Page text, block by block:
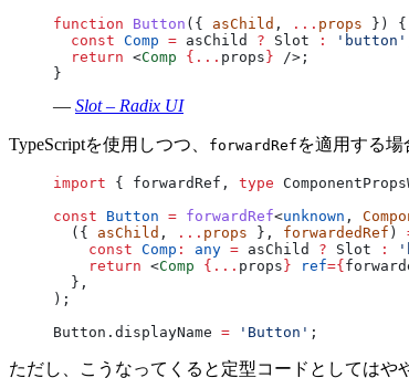
function Button ({ asChild , ... props }) {
  const
Comp = asChild ? Slot : 'button'
  return
<Comp {... props } />;
}
— Slot – Radix UI
TypeScriptを使用しつつ、 forwardRef を適用する場
import { forwardRef, type
const Button = forwardRef<unknown ,
  ({
asChild , ... props }, forwardedRef )
    const
Comp : any = asChild ? Slot :
    return
<Comp {... props } ref={
  },
);
Button.displayName = 'Button' ;
ただし、こうなってくると定型コードとしてはや